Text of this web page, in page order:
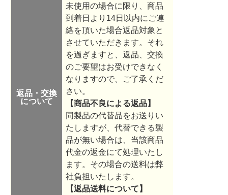
返品・交換
について
未使用の場合に限り、商品
到着日より14日以内にご連
絡を頂いた場合返品対象と
させていただきます。それ
を過ぎますと、返品、交換
のご要望はお受けできなく
なりますので、ご了承くだ
さい。
【商品不良による返品】
同製品の代替品をお送りい
たしますが、代替できる製
品が無い場合は、当該商品
代金の返金にて処理いたし
ます。その場合の送料は弊
社負担いたします。
【返品送料について】